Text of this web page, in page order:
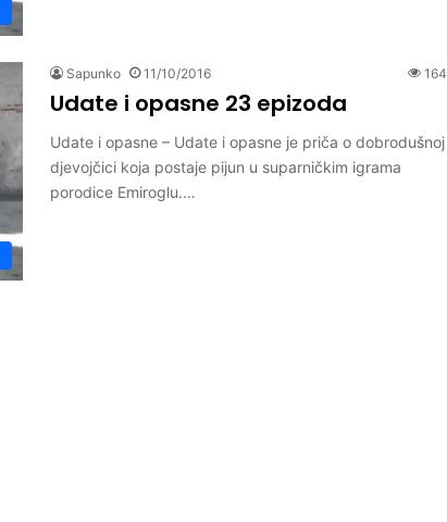
Sapunko 11/10/2016 164
Udate i opasne 23 epizoda
Udate i opasne – Udate i opasne je priča o dobrodušnoj
djevojčici koja postaje pijun u suparničkim igrama
porodice Emiroglu.…